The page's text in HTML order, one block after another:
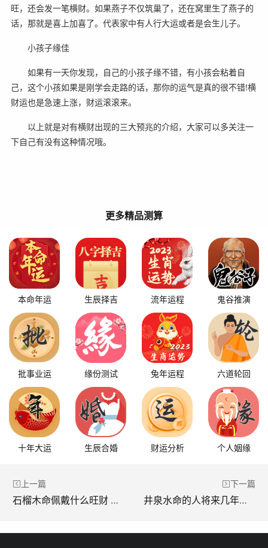
旺，还会发一笔横财。如果燕子不仅筑巢了，还在窝里生了燕子的
话，那就是喜上加喜了。代表家中有人行大运或者是会生儿子。
小孩子缘佳
如果有一天你发现，自己的小孩子缘不错，有小孩会粘着自
己，这个小孩如果是刚学会走路的话，那你的运气是真的很不错!横
财运也是急速上涨，财运滚滚来。
以上就是对有横财出现的三大预兆的介绍，大家可以多关注一
下自己有没有这种情况哦。
更多精品测算
本命年运 生辰择吉 流年运程 鬼谷推演
批事业运 缘份测试 兔年运程 六道轮回
十年大运 生辰合婚 财运分析 个人姻缘
上一篇
石榴木命佩戴什么旺财 适合戴什么
下一篇
井泉水命的人将来几年的运势 井泉水命一生运势